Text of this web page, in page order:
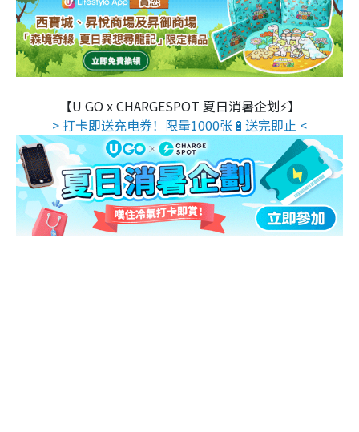
【U GO x CHARGESPOT 夏日消暑企划⚡】
> 打卡即送充电券！限量1000张🔋送完即止 <